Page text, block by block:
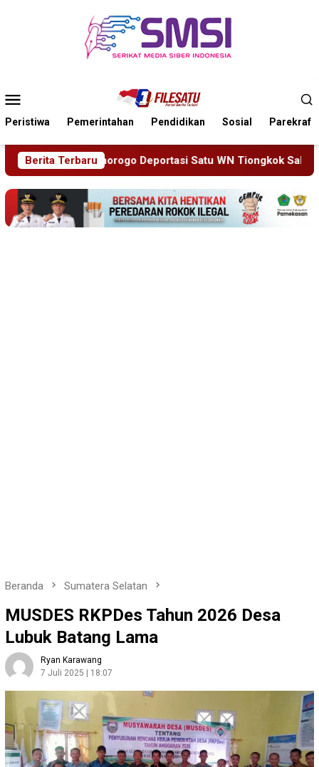
Mobile
Peristiwa Pemerintahan Pendidikan Sosial Parekraf
Berita Terbaru
Tiongkok Salahgunakan Ijin Tinggal 19 Siswa
Beranda Sumatera Selatan
MUSDES RKPDes Tahun 2026 Desa
Lubuk Batang Lama
Ryan Karawang
7 Juli 2025 | 18:07